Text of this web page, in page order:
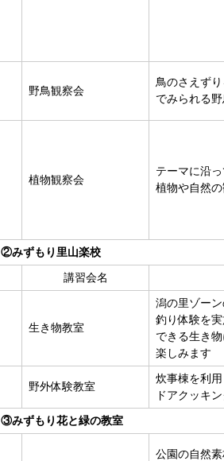
野鳥観察会
鳥のさえず
でみられる
植物観察会
テーマに沿
植物や自然
②みずもり里山楽校
講習会名
生き物教室
潟の里ゾー
釣り体験を
できる生き
楽しみます
野外体験教室
炊事棟を利
ドアクッキ
③みずもり花と緑の教室
公園の自然